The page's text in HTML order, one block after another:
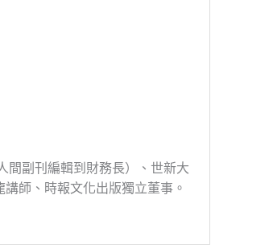
間副刊編輯到財務長）、世新大
師、時報文化出版獨立董事。